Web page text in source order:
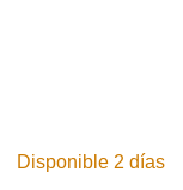
Disponible 2 días